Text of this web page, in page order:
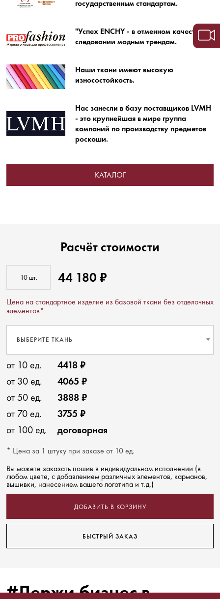
государственным стандартам.
"Успех ENCHY - в отменном качестве и
следовании модным трендам.
Наши ткани имеют высокую
износостойкость.
Нас занесли в базу поставщиков LVMH
- это крупнейшая в мире группа
компаний по производству предметов
роскоши.
КАТАЛОГ
Расчёт стоимости
44 180 ₽
Цена на стандартное изделие из базовой ткани без отделочных
элементов*
ВЫБЕРИТЕ ТКАНЬ
от 10 ед.
4418 ₽
от 30 ед.
4065 ₽
от 50 ед.
3888 ₽
от 70 ед.
3755 ₽
от 100 ед.
договорная
* Цена за 1 штуку при заказе от 10 ед.
Вы можете заказать пошив в индивидуальном исполнении (в
любом цвете, с добавлением различных элементов, карманов,
вышивки, нанесением вашего логотипа и т.д.)
ДОБАВИТЬ В КОРЗИНУ
БЫСТРЫЙ ЗАКАЗ
#Держи бизнес в